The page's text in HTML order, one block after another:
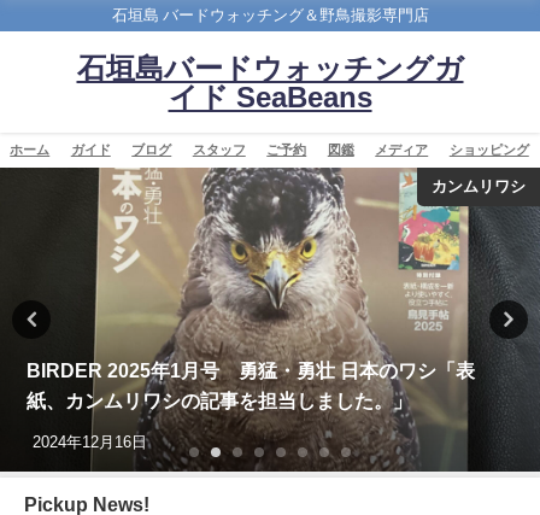
石垣島 バードウォッチング＆野鳥撮影専門店
石垣島バードウォッチングガ
イド SeaBeans
ホーム ガイド ブログ スタッフ ご予約 図鑑 メディア ショッピング
カンムリワシ
BIRDER 2025年1月号 勇猛・勇壮 日本のワシ「表
紙、カンムリワシの記事を担当しました。」
2024年12月16日
Pickup News!